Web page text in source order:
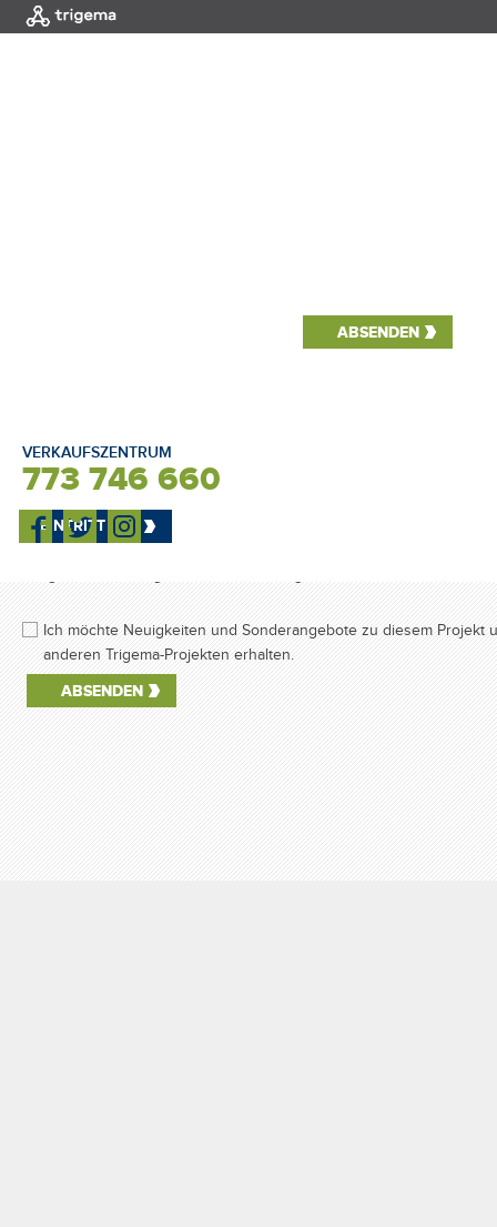
VERKAUFSZENTRUM
773 746 660
EINTRITT
Mit dem Absenden des Formulars akzeptiere ich die Bedingungen
Verarbeitung personenbezogener Daten
Ich möchte Neuigkeiten und Sonderangebote zu diesem Projekt
anderen Trigema-Projekten erhalten.